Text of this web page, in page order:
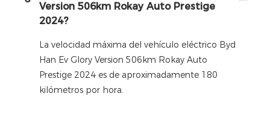
Version 506km Rokay Auto Prestige
2024?
La velocidad máxima del vehículo eléctrico Byd
Han Ev Glory Version 506km Rokay Auto
Prestige 2024 es de aproximadamente 180
kilómetros por hora.